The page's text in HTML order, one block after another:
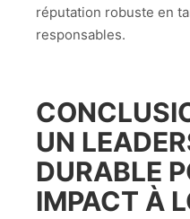
réputation robuste en
responsables.
UN
DURABLE
IMPACT À